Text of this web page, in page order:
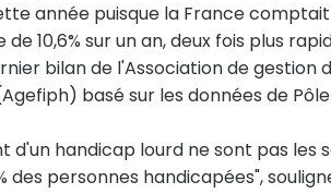
année puisque la France
10,6% sur un an, deux fois plus
bilan de l'Association de gestion
basé sur les données de
handicap lourd ne sont pas les
des personnes handicapées",